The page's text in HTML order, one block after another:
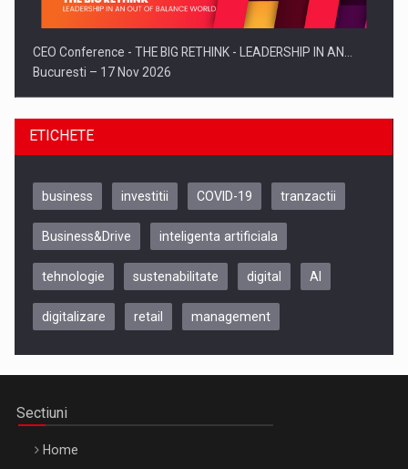
CEO Conference - THE BIG RETHINK - LEADERSHIP IN AN…
Bucuresti – 17 Nov 2026
Be Inspired. Make it Happen!, CLUJ, 9 Decembrie
ETICHETE
business investitii COVID-19 tranzactii
Business&Drive inteligenta artificiala
tehnologie sustenabilitate digital AI
digitalizare retail management
Sectiuni
Home